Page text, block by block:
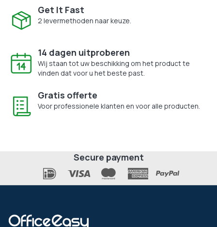
Get It Fast
2 levermethoden naar keuze.
14 dagen uitproberen
Wij staan tot uw beschikking om het product te
vinden dat voor u het beste past.
Gratis offerte
Voor professionele klanten en voor alle producten.
Secure payment